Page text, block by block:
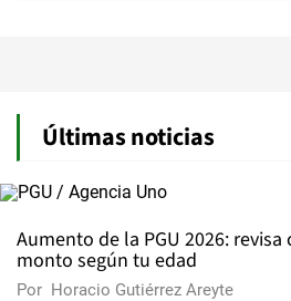
Últimas noticias
Aumento de la PGU 2026:
monto según tu edad
Por Horacio Gutiérrez Areyte